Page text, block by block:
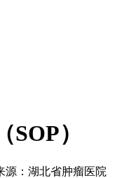
）
源：湖北省肿瘤医院